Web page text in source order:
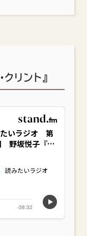
リント』